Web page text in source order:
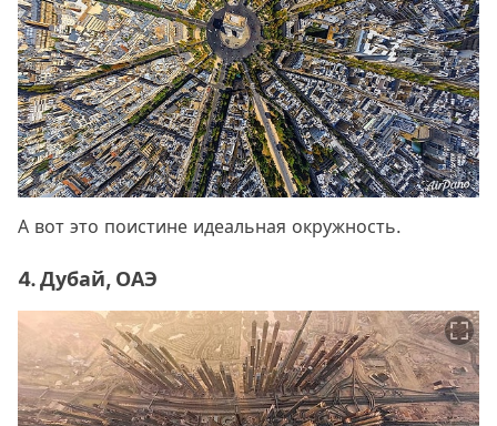
А вот это поистине идеальная окружность.
4. Дубай, ОАЭ